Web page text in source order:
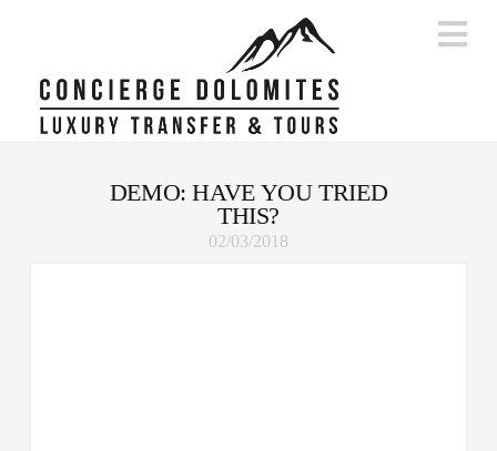
DEMO: HAVE YOU TRIED
THIS?
02/03/2018